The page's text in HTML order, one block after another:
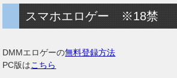
スマホエロゲー ※18禁
DMMエロゲーの無料登録方法
PC版はこちら